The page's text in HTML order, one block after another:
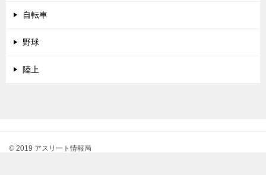
自転車
野球
陸上
© 2019 アスリート情報局